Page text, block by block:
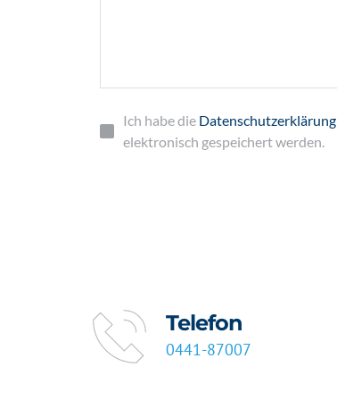
Ich habe die Datenschutzerklärung
elektronisch gespeichert werden.
Telefon
0441-87007